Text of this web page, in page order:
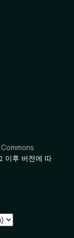
Commons
이후 버전에 따